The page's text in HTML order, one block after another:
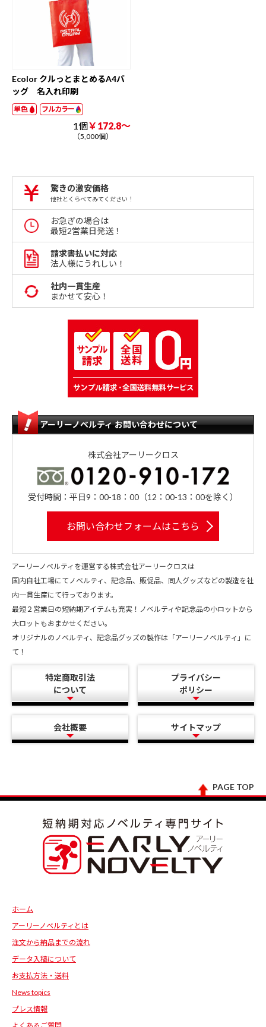
Ecolor クルっとまとめるA4バ
ッグ 名入れ印刷
単色 フルカラー
1個￥172.8～
（5,000個）
驚きの激安価格
他社とくらべてみてください！
お急ぎの場合は
最短2営業日発送！
請求書払いに対応
法人様にうれしい！
社内一貫生産
まかせて安心！
アーリーノベルティ お問い合わせについて
株式会社アーリークロス
受付時間：平日9：00-18：00（12：00-13：00を除く）
お問い合わせフォームはこちら
アーリーノベルティを運営する株式会社アーリークロスは
国内自社工場にてノベルティ、記念品、販促品、同人グッズなどの製造を社
内一貫生産にて行っております。
最短２営業日の短納期アイテムも充実！ノベルティや記念品の小ロットから
大ロットもおまかせください。
オリジナルのノベルティ、記念品グッズの製作は「アーリーノベルティ」に
て！
特定商取引法
について
プライバシー
ポリシー
会社概要 サイトマップ
PAGE TOP
ホーム
アーリーノベルティとは
注文から納品までの流れ
データ入稿について
お支払方法・送料
News topics
プレス情報